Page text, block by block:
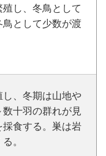
し、冬鳥として
として少数が渡
、冬期は山地や
十羽の群れが見
採食する。巣は岩
。